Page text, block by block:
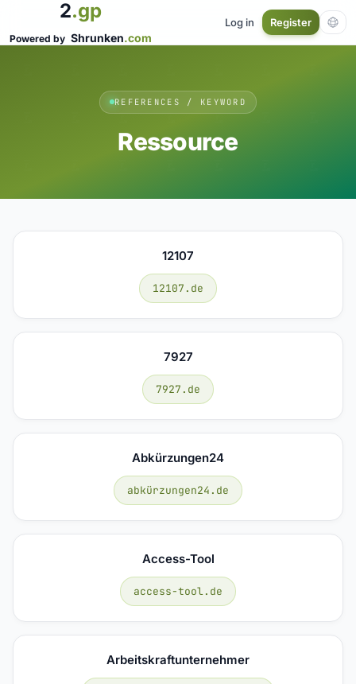
2.gp
Powered by Shrunken.com
Log in Register
REFERENCES / KEYWORD
Ressource
12107
12107.de
7927
7927.de
Abkürzungen24
abkürzungen24.de
Access-Tool
access-tool.de
Arbeitskraftunternehmer